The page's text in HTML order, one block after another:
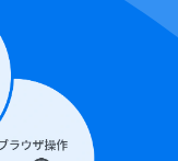
設定方法は
の設定方法